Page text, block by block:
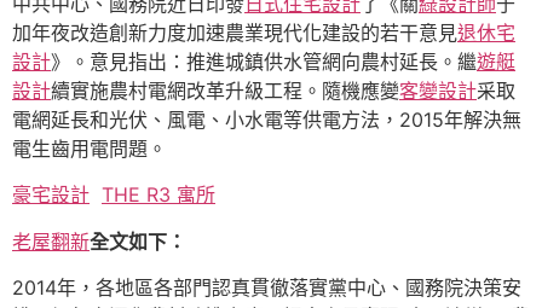
加年夜改造創新力度加速農業現代化建設的若干意見退休宅
設計》。意見指出：推進城鎮供水管網向農村延長。繼遊艇
設計續實施農村電網改革升級工程。隨機應變客變設計采取
電網延長和光伏、風電、小水電等供電方法，2015年解決無
電生齒用電問題。
豪宅設計 THE R3 寓所
老屋翻新全文如下：
2014年，各地區各部門認真貫徹落實黨中心、國務院決策安